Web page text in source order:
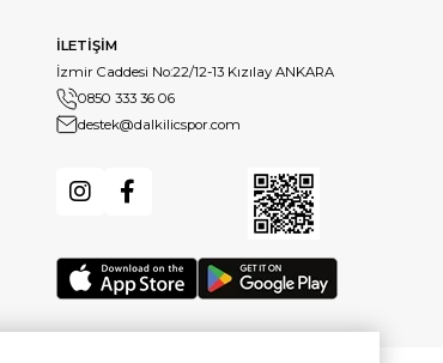
İLETİŞİM
İzmir Caddesi No:22/12-13 Kızılay ANKARA
0850 333 36 06
destek@dalkilicspor.com